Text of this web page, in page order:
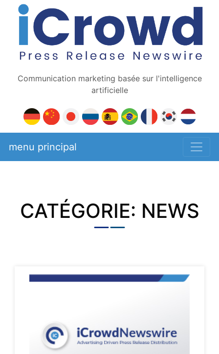
Communication marketing basée sur l'intelligence
artificielle
menu principal
CATÉGORIE: NEWS